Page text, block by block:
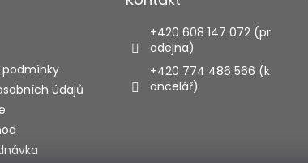
údajů
+420 608 147 072 (pr
odejna)
+420 774 486 566 (k
ancelář)